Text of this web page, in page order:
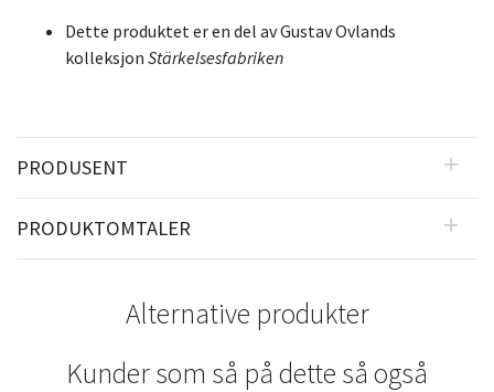
Dette produktet er en del av Gustav Ovlands
kolleksjon Stärkelsesfabriken
PRODUSENT
PRODUKTOMTALER
Alternative produkter
Kunder som så på dette så også